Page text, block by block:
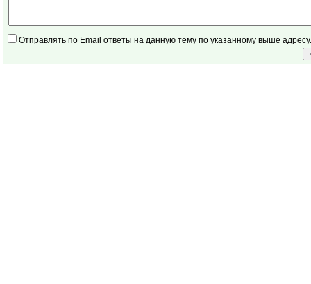
Отправлять по Email ответы на данную тему по указанному выше адресу.